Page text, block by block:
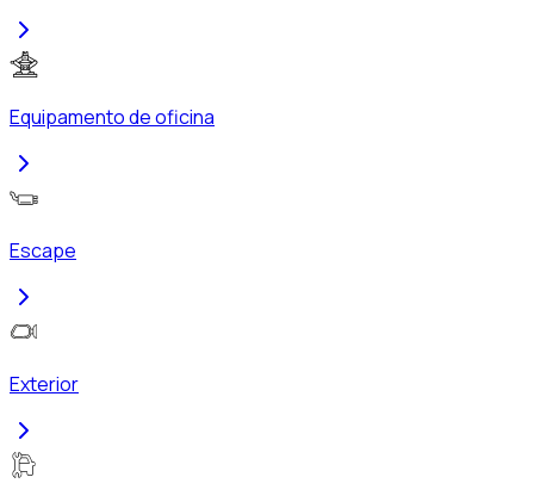
Equipamento de oficina
Escape
Exterior